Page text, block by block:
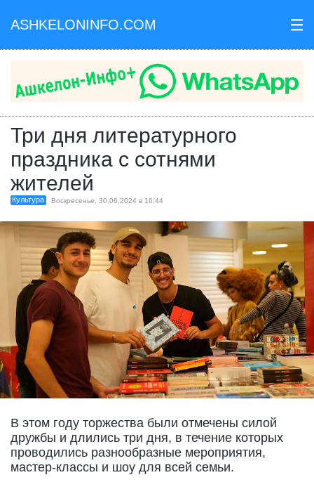
ASHKELONINFO.COM III
Три дня литературного
праздника с сотнями
жителей
Культура Воскресенье, 30.06.2024 в 16:44
В этом году торжества были отмечены силой
дружбы и длились три дня, в течение которых
проводились разнообразные мероприятия,
мастер-классы и шоу для всей семьи.